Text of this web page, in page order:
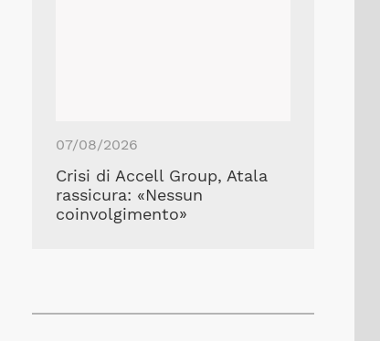
07/08/2026
Crisi di Accell Group, Atala
rassicura: «Nessun
coinvolgimento»